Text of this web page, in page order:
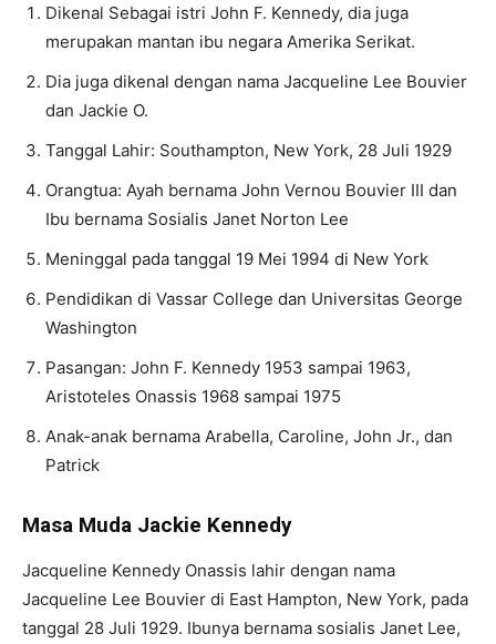
Dikenal Sebagai istri John F. Kennedy, dia juga
merupakan mantan ibu negara Amerika Serikat.
Dia juga dikenal dengan nama Jacqueline Lee Bouvier
dan Jackie O.
Tanggal Lahir: Southampton, New York, 28 Juli 1929
Orangtua: Ayah bernama John Vernou Bouvier III dan
Ibu bernama Sosialis Janet Norton Lee
Meninggal pada tanggal 19 Mei 1994 di New York
Pendidikan di Vassar College dan Universitas George
Washington
Pasangan: John F. Kennedy 1953 sampai 1963,
Aristoteles Onassis 1968 sampai 1975
Anak-anak bernama Arabella, Caroline, John Jr., dan
Patrick
Masa Muda Jackie Kennedy
Jacqueline Kennedy Onassis lahir dengan nama
Jacqueline Lee Bouvier di East Hampton, New York, pada
tanggal 28 Juli 1929. Ibunya bernama sosialis Janet Lee,